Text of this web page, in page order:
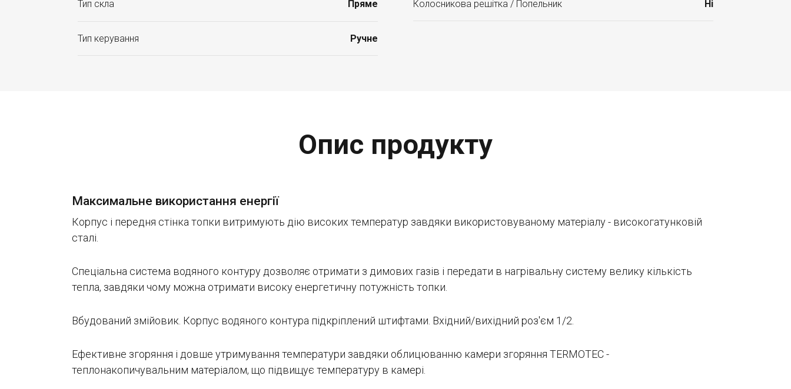
Тип скла Пряме Колосникова решітка / Попельник Ні
Тип керування Ручне
Опис продукту
Максимальне використання енергії
Корпус і передня стінка топки витримують дію високих температур завдяки використовуваному матеріалу - високогатунковій
сталі.
Спеціальна система водяного контуру дозволяє отримати з димових газів і передати в нагрівальну систему велику кількість
тепла, завдяки чому можна отримати високу енергетичну потужність топки.
Вбудований змійовик. Корпус водяного контура підкріплений штифтами. Вхідний/вихідний роз'єм 1/2.
Ефективне згоряння і довше утримування температури завдяки облицюванню камери згоряння TERMOTEC -
теплонакопичувальним матеріалом, що підвищує температуру в камері.